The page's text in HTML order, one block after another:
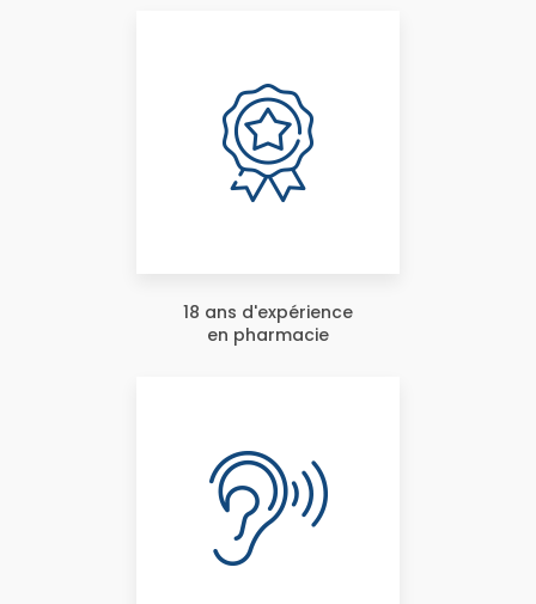
18 ans d'expérience
en pharmacie